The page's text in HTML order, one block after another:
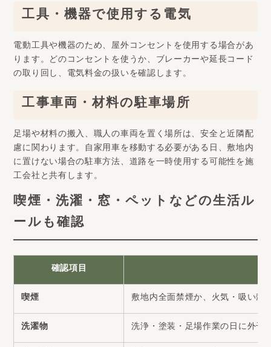
工具・機器で使用する電気
電動工具や機器のため、屋外コンセントを使用する場合があ
ります。どのコンセントを使うか、ブレーカーや延長コード
の取り回し、電気料金の扱いを確認します。
工事車両・材料の駐車場所
足場や材料の搬入、職人の車両を置く場所は、安全と近隣配
慮に関わります。自家用車を移動する必要がある日、敷地内
に置けない場合の駐車方法、道路を一時使用する可能性を施
工会社と共有します。
喫煙・洗濯・窓・ペットなどの生活ル
ールも確認
確認項目
喫煙
敷地内全面禁煙か、火気・吸い
洗濯物
洗浄・塗装・足場作業の日に外干